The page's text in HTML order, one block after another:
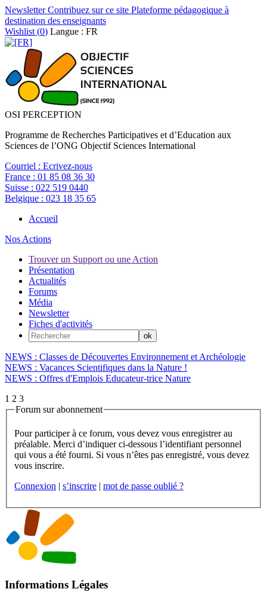
NewsletterContribuez sur ce site Plateforme pédagogique à
destination des enseignants
Wishlist (0) Langue : FR
OSI PERCEPTION
Programme de Recherches Participatives et d’Education aux
Sciences de l’ONG Objectif Sciences International
Courriel : Ecrivez-nous
France : 01 85 08 36 30
Suisse : 022 519 0440
Belgique : 023 18 35 65
Accueil
Nos Actions
Trouver un Support ou une Action
Présentation
Actualités
Forums
Média
Newsletter
Fiches d'activités
NEWS : Classes de Découvertes Environnement et Archéologie
NEWS : Vacances Scientifiques dans la Nature !
NEWS : Offres d'Emplois Educateur-trice Nature
1 2 3
Forum sur abonnement
Pour participer à ce forum, vous devez vous enregistrer au
préalable. Merci d’indiquer ci-dessous l’identifiant personnel
qui vous a été fourni. Si vous n’êtes pas enregistré, vous devez
vous inscrire.
Connexion | s’inscrire | mot de passe oublié ?
Informations Légales